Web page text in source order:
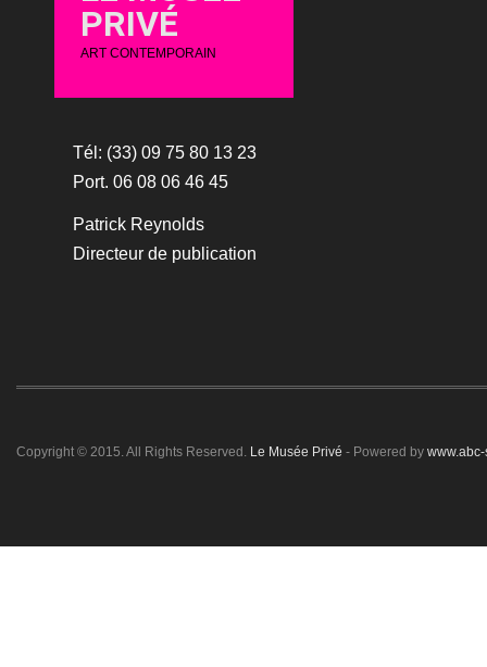
PRIVÉ
ART CONTEMPORAIN
Tél: (33) 09 75 80 13 23
Port. 06 08 06 46 45
Patrick Reynolds
Directeur de publication
Copyright © 2015. All Rights Reserved. Le Musée Privé - Powered by